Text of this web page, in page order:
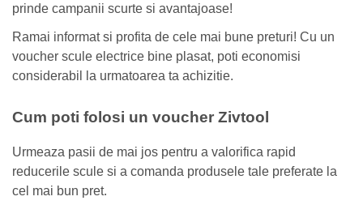
prinde campanii scurte si avantajoase!
Ramai informat si profita de cele mai bune preturi! Cu un
voucher scule electrice bine plasat, poti economisi
considerabil la urmatoarea ta achizitie.
Cum poti folosi un voucher Zivtool
Urmeaza pasii de mai jos pentru a valorifica rapid
reducerile scule si a comanda produsele tale preferate la
cel mai bun pret.